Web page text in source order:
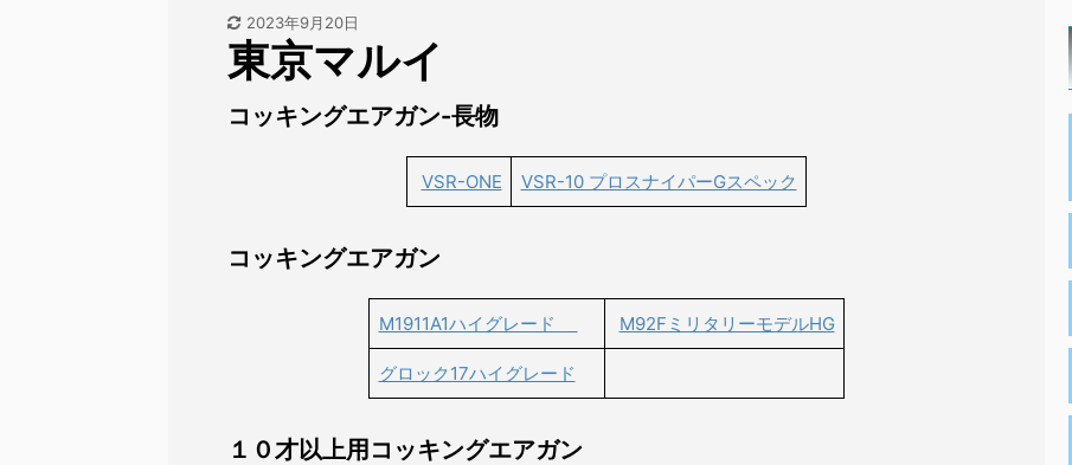
2023年9月20日
東京マルイ
コッキングエアガン-長物
VSR-ONE VSR-10 プロスナイパーGスペック
コッキングエアガン
M1911A1ハイグレード M92FミリタリーモデルHG
グロック17ハイグレード
１０才以上用コッキングエアガン